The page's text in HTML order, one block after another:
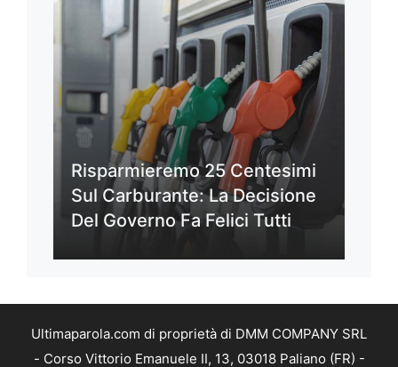
Risparmieremo 25 Centesimi
Sul Carburante: La Decisione
Del Governo Fa Felici Tutti
Ultimaparola.com di proprietà di DMM COMPANY SRL
- Corso Vittorio Emanuele II, 13, 03018 Paliano (FR) -